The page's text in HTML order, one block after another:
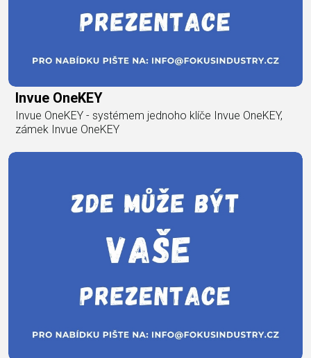
Invue OneKEY
Invue OneKEY - systémem jednoho klíče Invue OneKEY,
zámek Invue OneKEY